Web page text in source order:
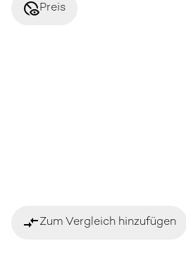
disabled_visiblePreis
compare_arrowsZum Vergleich hinzufügen